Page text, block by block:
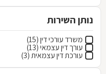
נותן השירות
משרד עורכי דין (15)
עורך דין עצמאי (13)
עורכת דין עצמאית (3)